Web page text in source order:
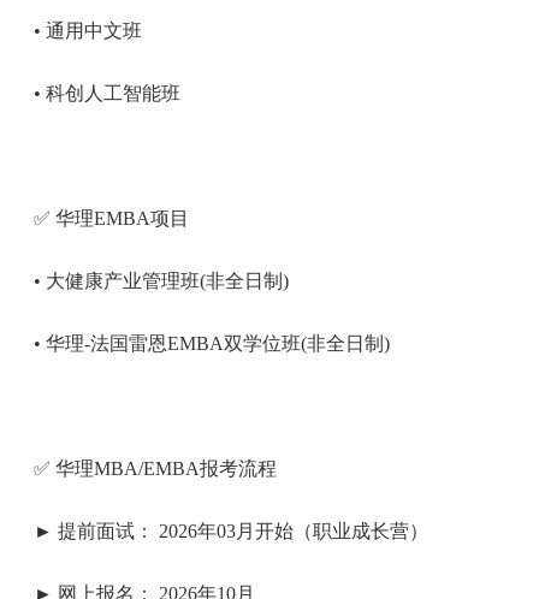
• 通用中文班
• 科创人工智能班
✅ 华理EMBA项目
• 大健康产业管理班(非全日制)
• 华理-法国雷恩EMBA双学位班(非全日制)
✅ 华理MBA/EMBA报考流程
► 提前面试： 2026年03月开始（职业成长营）
► 网上报名： 2026年10月